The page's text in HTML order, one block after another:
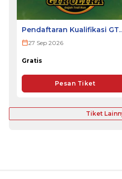
Pendaftaran Kualifikasi
ULTRA 2026
27 Sep 2026
Gratis
Pesan Tiket
Tiket